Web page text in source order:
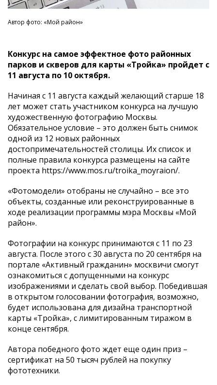
Автор фото: «Мой район»
Конкурс на самое эффектное фото районных
парков и скверов для карты «Тройка» пройдет с
11 августа по 10 октября.
Начиная с 11 августа каждый желающий старше 18
лет может стать участником конкурса на лучшую
художественную фотографию Москвы.
Обязательное условие – это должен быть снимок
одной из 12 новых районных
достопримечательностей столицы. Их список и
полные правила конкурса размещены на сайте
проекта https://www.mos.ru/troika_moyraion/.
«Фотомодели» отобраны не случайно – все это
объекты, созданные или реконструированные в
ходе реализации программы мэра Москвы «Мой
район».
Фотографии на конкурс принимаются с 11 по 23
августа. После этого с 30 августа по 20 сентября на
портале «Активный гражданин» москвичи смогут
ознакомиться с допущенными на конкурс
изображениями и сделать свой выбор. Победившая
в открытом голосовании фотография, возможно,
будет использована для дизайна транспортной
карты «Тройка», c лимитированным тиражом в
конце сентября.
Автора победного фото ждет еще один приз –
сертификат на 50 тысяч рублей на покупку
фототехники.